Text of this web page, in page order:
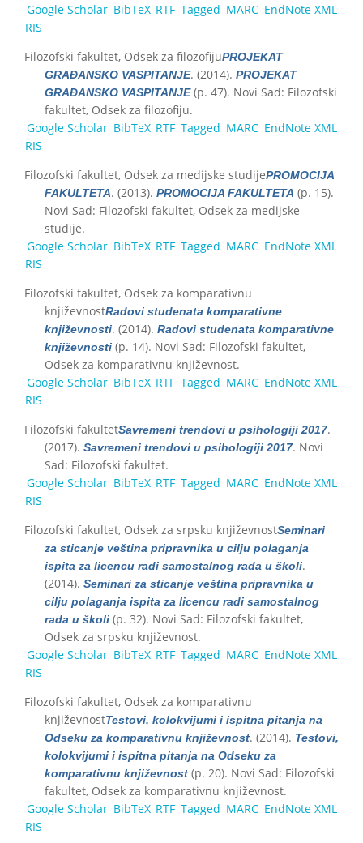
Google Scholar BibTeX RTF Tagged MARC EndNote XML
RIS
Filozofski fakultet, Odsek za filozofijuPROJEKAT
GRAĐANSKO VASPITANJE. (2014). PROJEKAT
GRAĐANSKO VASPITANJE(p. 47). Novi Sad: Filozofski
fakultet, Odsek za filozofiju.
Google Scholar BibTeX RTF Tagged MARC EndNote XML
RIS
Filozofski fakultet, Odsek za medijske studijePROMOCIJA
FAKULTETA. (2013). PROMOCIJA FAKULTETA (p. 15).
Novi Sad: Filozofski fakultet, Odsek za medijske
studije.
Google Scholar BibTeX RTF Tagged MARC EndNote XML
RIS
Filozofski fakultet, Odsek za komparativnu
književnostRadovi studenata komparativne
književnosti. (2014). Radovi studenata komparativne
književnosti (p. 14). Novi Sad: Filozofski fakultet,
Odsek za komparativnu književnost.
Google Scholar BibTeX RTF Tagged MARC EndNote XML
RIS
Filozofski fakultetSavremeni trendovi u psihologiji 2017.
(2017). Savremeni trendovi u psihologiji 2017. Novi
Sad: Filozofski fakultet.
Google Scholar BibTeX RTF Tagged MARC EndNote XML
RIS
Filozofski fakultet, Odsek za srpsku književnostSeminari
za sticanje veština pripravnika u cilju polaganja
ispita za licencu radi samostalnog rada u školi.
(2014). Seminari za sticanje veština pripravnika u
cilju polaganja ispita za licencu radi samostalnog
rada u školi (p. 32). Novi Sad: Filozofski fakultet,
Odsek za srpsku književnost.
Google Scholar BibTeX RTF Tagged MARC EndNote XML
RIS
Filozofski fakultet, Odsek za komparativnu
književnostTestovi, kolokvijumi i ispitna pitanja na
Odseku za komparativnu književnost. (2014). Testovi,
kolokvijumi i ispitna pitanja na Odseku za
komparativnu književnost (p. 20). Novi Sad: Filozofski
fakultet, Odsek za komparativnu književnost.
Google Scholar BibTeX RTF Tagged MARC EndNote XML
RIS